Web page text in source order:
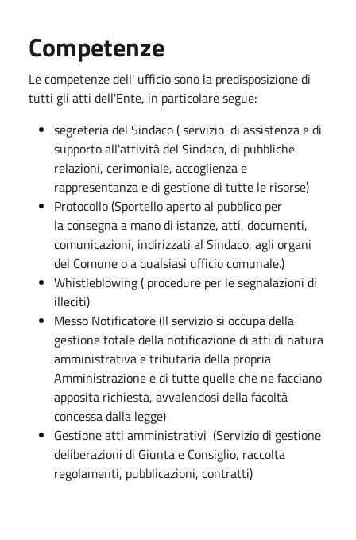
Competenze
Le competenze dell' ufficio sono la predisposizione di
tutti gli atti dell'Ente, in particolare segue:
segreteria del Sindaco ( servizio di assistenza e di
supporto all'attività del Sindaco, di pubbliche
relazioni, cerimoniale, accoglienza e
rappresentanza e di gestione di tutte le risorse)
Protocollo (Sportello aperto al pubblico per
la consegna a mano di istanze, atti, documenti,
comunicazioni, indirizzati al Sindaco, agli organi
del Comune o a qualsiasi ufficio comunale.)
Whistleblowing ( procedure per le segnalazioni di
illeciti)
Messo Notificatore (Il servizio si occupa della
gestione totale della notificazione di atti di natura
amministrativa e tributaria della propria
Amministrazione e di tutte quelle che ne facciano
apposita richiesta, avvalendosi della facoltà
concessa dalla legge)
Gestione atti amministrativi (Servizio di gestione
deliberazioni di Giunta e Consiglio, raccolta
regolamenti, pubblicazioni, contratti)